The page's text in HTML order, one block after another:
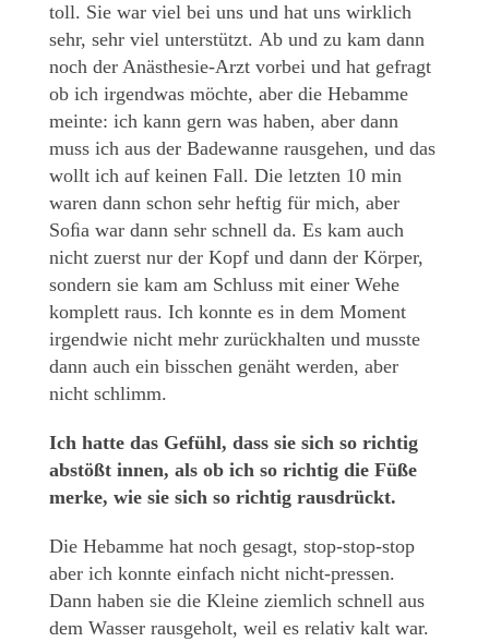
toll. Sie war viel bei uns und hat uns wirklich
sehr, sehr viel unterstützt. Ab und zu kam dann
noch der Anästhesie-Arzt vorbei und hat gefragt
ob ich irgendwas möchte, aber die Hebamme
meinte: ich kann gern was haben, aber dann
muss ich aus der Badewanne rausgehen, und das
wollt ich auf keinen Fall. Die letzten 10 min
waren dann schon sehr heftig für mich, aber
Soﬁa war dann sehr schnell da. Es kam auch
nicht zuerst nur der Kopf und dann der Körper,
sondern sie kam am Schluss mit einer Wehe
komplett raus. Ich konnte es in dem Moment
irgendwie nicht mehr zurückhalten und musste
dann auch ein bisschen genäht werden, aber
nicht schlimm.
Ich hatte das Gefühl, dass sie sich so richtig
abstößt innen, als ob ich so richtig die Füße
merke, wie sie sich so richtig rausdrückt.
Die Hebamme hat noch gesagt, stop-stop-stop
aber ich konnte einfach nicht nicht-pressen.
Dann haben sie die Kleine ziemlich schnell aus
dem Wasser rausgeholt, weil es relativ kalt war.